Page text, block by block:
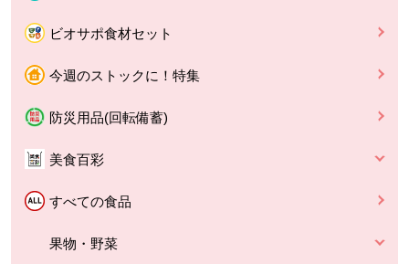
ビオサポ食材セット
今週のストックに！特集
防災用品(回転備蓄)
美食百彩
すべての食品
果物・野菜